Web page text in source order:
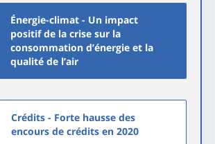
Énergie-climat - Un impact
positif de la crise sur la
consommation d’énergie et la
qualité de l’air
Crédits - Forte hausse des
encours de crédits en 2020